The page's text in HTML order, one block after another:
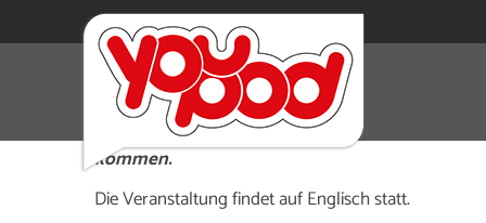
Bereits vor der offiziellen Eröffnung haben
die Gelegenheit, die Ausstellung zu erleben
kommen.
Die Veranstaltung findet auf Englisch statt.